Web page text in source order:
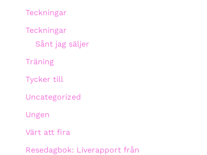
Teckningar
Teckningar
Sånt jag säljer
Träning
Tycker till
Uncategorized
Ungen
Värt att fira
Resedagbok: Liverapport från